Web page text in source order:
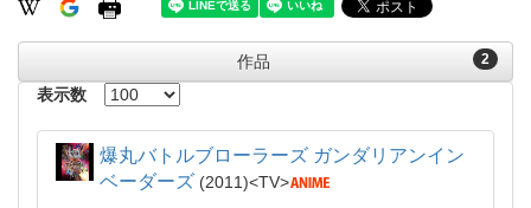
2
作品
表示数
爆丸バトルブローラーズ ガンダリアンイン
ベーダーズ
2011
TV